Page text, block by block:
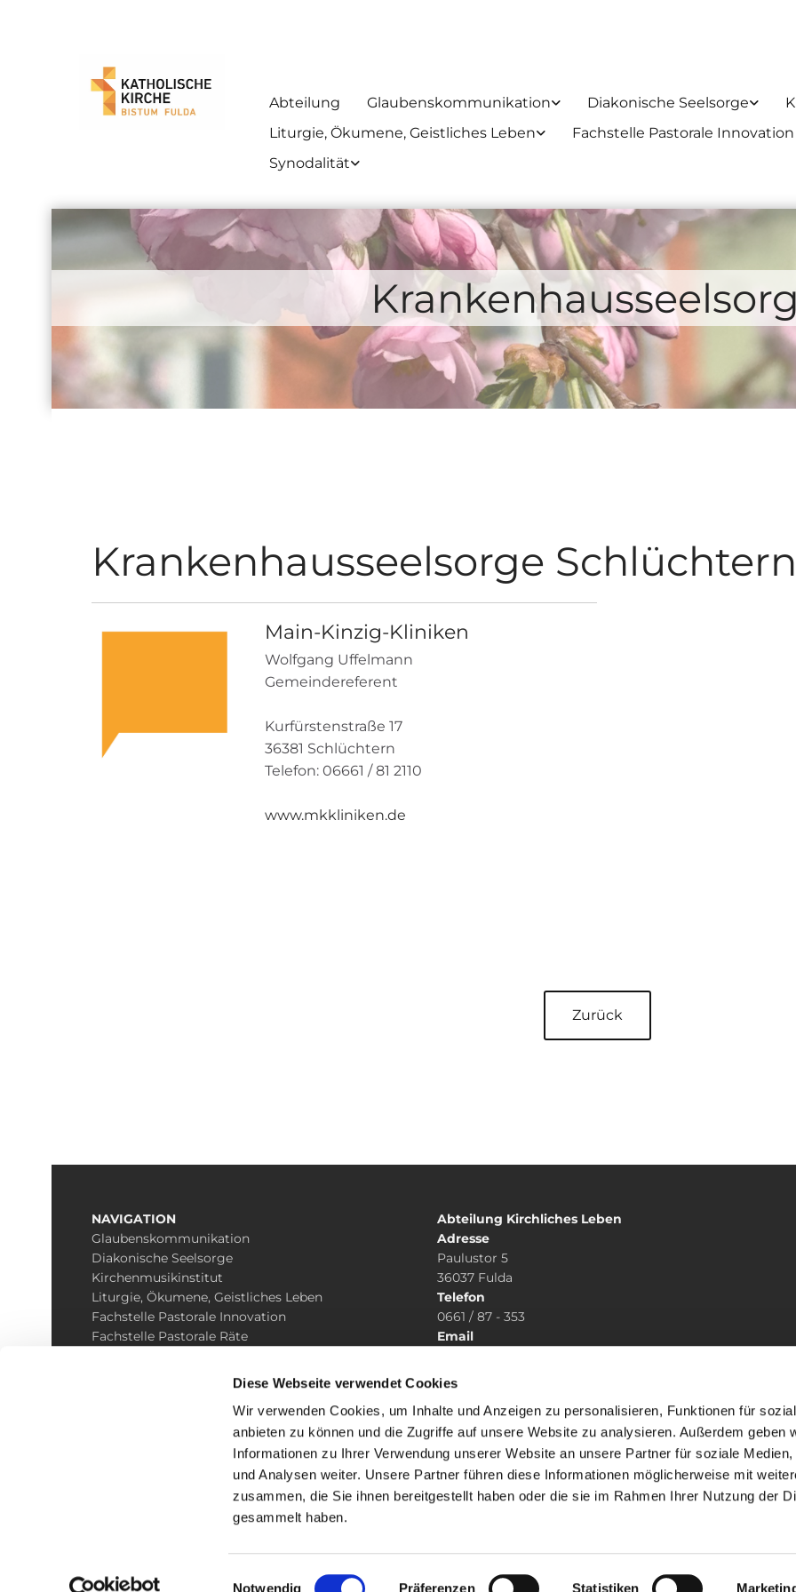
Diese Webseite verwendet Cookies
Wir verwenden Cookies, um Inhalte und Anzeigen zu personalisieren, Funktionen für
anbieten zu können und die Zugriffe auf unsere Website zu analysieren. Außerdem geben
Informationen zu Ihrer Verwendung unserer Website an unsere Partner für soziale Medien,
und Analysen weiter. Unsere Partner führen diese Informationen möglicherweise mit
zusammen, die Sie ihnen bereitgestellt haben oder die sie im Rahmen Ihrer Nutzung der
gesammelt haben.
Einwilligungsauswahl
Notwendig Präferenzen Statistiken
Abteilung Glaubenskommunikation Diakonische Seelsorge
Liturgie, Ökumene, Geistliches Leben
Fachstelle Pastorale Innovation
Synodalität
Krankenhausseelsorge Schlüchtern
Main-Kinzig-Kliniken
Wolfgang Uffelmann
Gemeindereferent
Kurfürstenstraße 17
36381 Schlüchtern
Telefon: 06661 / 81 2110
www.mkkliniken.de
Zurück
NAVIGATION
Glaubenskommunikation
Diakonische Seelsorge
Kirchenmusikinstitut
Liturgie, Ökumene, Geistliches Leben
Fachstelle Pastorale Innovation
Fachstelle Pastorale Räte
Abteilung Kirchliches Leben
Adresse
Paulustor 5
36037 Fulda
Telefon
0661 / 87 - 353
Email
Impressum Datenschutzerklärung ChurchDesk-